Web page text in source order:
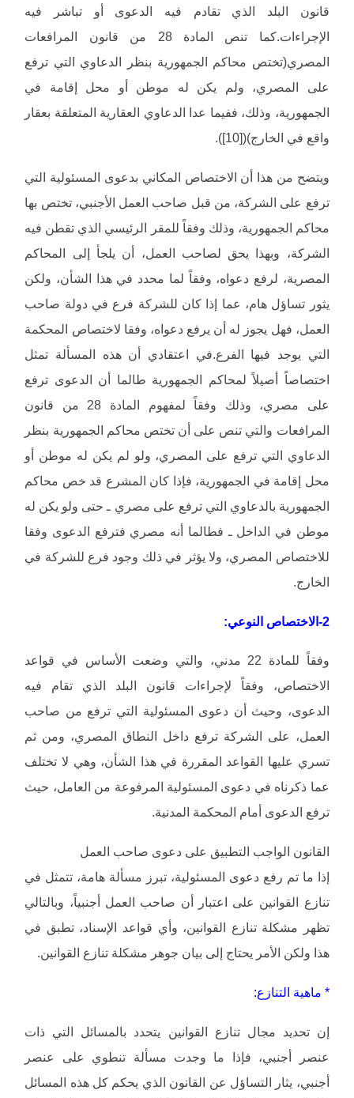
قانون البلد الذي تقادم فيه الدعوى أو تباشر فيه
الإجراءات.كما تنص المادة 28 من قانون المرافعات
المصري(تختص محاكم الجمهورية بنظر الدعاوي التي ترفع
على المصري، ولم يكن له موطن أو محل إقامة في
الجمهورية، وذلك، ففيما عدا الدعاوي العقارية المتعلقة بعقار
واقع في الخارج)([10]).
ويتضح من هذا أن الاختصاص المكاني بدعوى المسئولية التي
ترفع على الشركة، من قبل صاحب العمل الأجنبي، تختص بها
محاكم الجمهورية، وذلك وفقاً للمقر الرئيسي الذي تقطن فيه
الشركة، وبهذا يحق لصاحب العمل، أن يلجأ إلى المحاكم
المصرية، لرفع دعواه، وفقاً لما محدد في هذا الشأن، ولكن
يثور تساؤل هام، عما إذا كان للشركة فرع في دولة صاحب
العمل، فهل يجوز له أن يرفع دعواه، وفقا لاختصاص المحكمة
التي يوجد فيها الفرع.في اعتقادي أن هذه المسألة تمثل
اختصاصاً أصيلاً لمحاكم الجمهورية طالما أن الدعوى ترفع
على مصري، وذلك وفقاً لمفهوم المادة 28 من قانون
المرافعات والتي تنص على أن تختص محاكم الجمهورية بنظر
الدعاوي التي ترفع على المصري، ولو لم يكن له موطن أو
محل إقامة في الجمهورية، فإذا كان المشرع قد خص محاكم
الجمهورية بالدعاوي التي ترفع على مصري ـ حتى ولو يكن له
موطن في الداخل ـ فطالما أنه مصري فترفع الدعوى وفقا
للاختصاص المصري، ولا يؤثر في ذلك وجود فرع للشركة في
الخارج.
2-الاختصاص النوعي:
وفقاً للمادة 22 مدني، والتي وضعت الأساس في قواعد
الاختصاص، وفقاً لإجراءات قانون البلد الذي تقام فيه
الدعوى، وحيث أن دعوى المسئولية التي ترفع من صاحب
العمل، على الشركة ترفع داخل النطاق المصري، ومن ثم
تسري عليها القواعد المقررة في هذا الشأن، وهي لا تختلف
عما ذكرناه في دعوى المسئولية المرفوعة من العامل، حيث
ترفع الدعوى أمام المحكمة المدنية.
القانون الواجب التطبيق على دعوى صاحب العمل
إذا ما تم رفع دعوى المسئولية، تبرز مسألة هامة، تتمثل في
تنازع القوانين على اعتبار أن صاحب العمل أجنبياً، وبالتالي
تظهر مشكلة تنازع القوانين، وأي قواعد الإسناد، تطبق في
هذا ولكن الأمر يحتاج إلى بيان جوهر مشكلة تنازع القوانين.
* ماهية التنازع:
إن تحديد مجال تنازع القوانين يتحدد بالمسائل التي ذات
عنصر أجنبي، فإذا ما وجدت مسألة تنطوي على عنصر
أجنبي، يثار التساؤل عن القانون الذي يحكم كل هذه المسائل